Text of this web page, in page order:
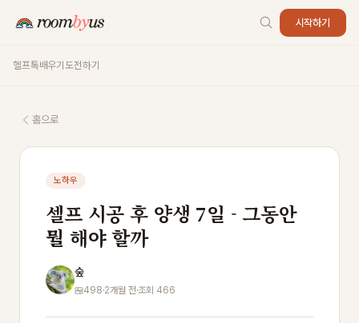
시작하기
헬프톡배우기도전하기
홈으로
노하우
셀프 시공 후 양생 7일 - 그동안
뭘 해야 할까
숲
498·2개월 전·조회 466